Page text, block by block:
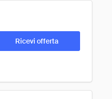
Ricevi offerta